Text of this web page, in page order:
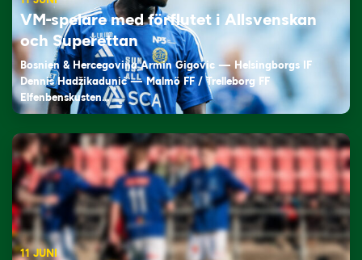
VM-spelare med förflutet i Allsvenskan
och Superettan
Bosnien & Hercegovina Armin Gigovic — Helsingborgs IF
Dennis Hadžikadunić — Malmö FF / Trelleborg FF
Elfenbenskusten…
11 JUNI